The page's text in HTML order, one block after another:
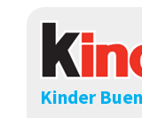
Kinder